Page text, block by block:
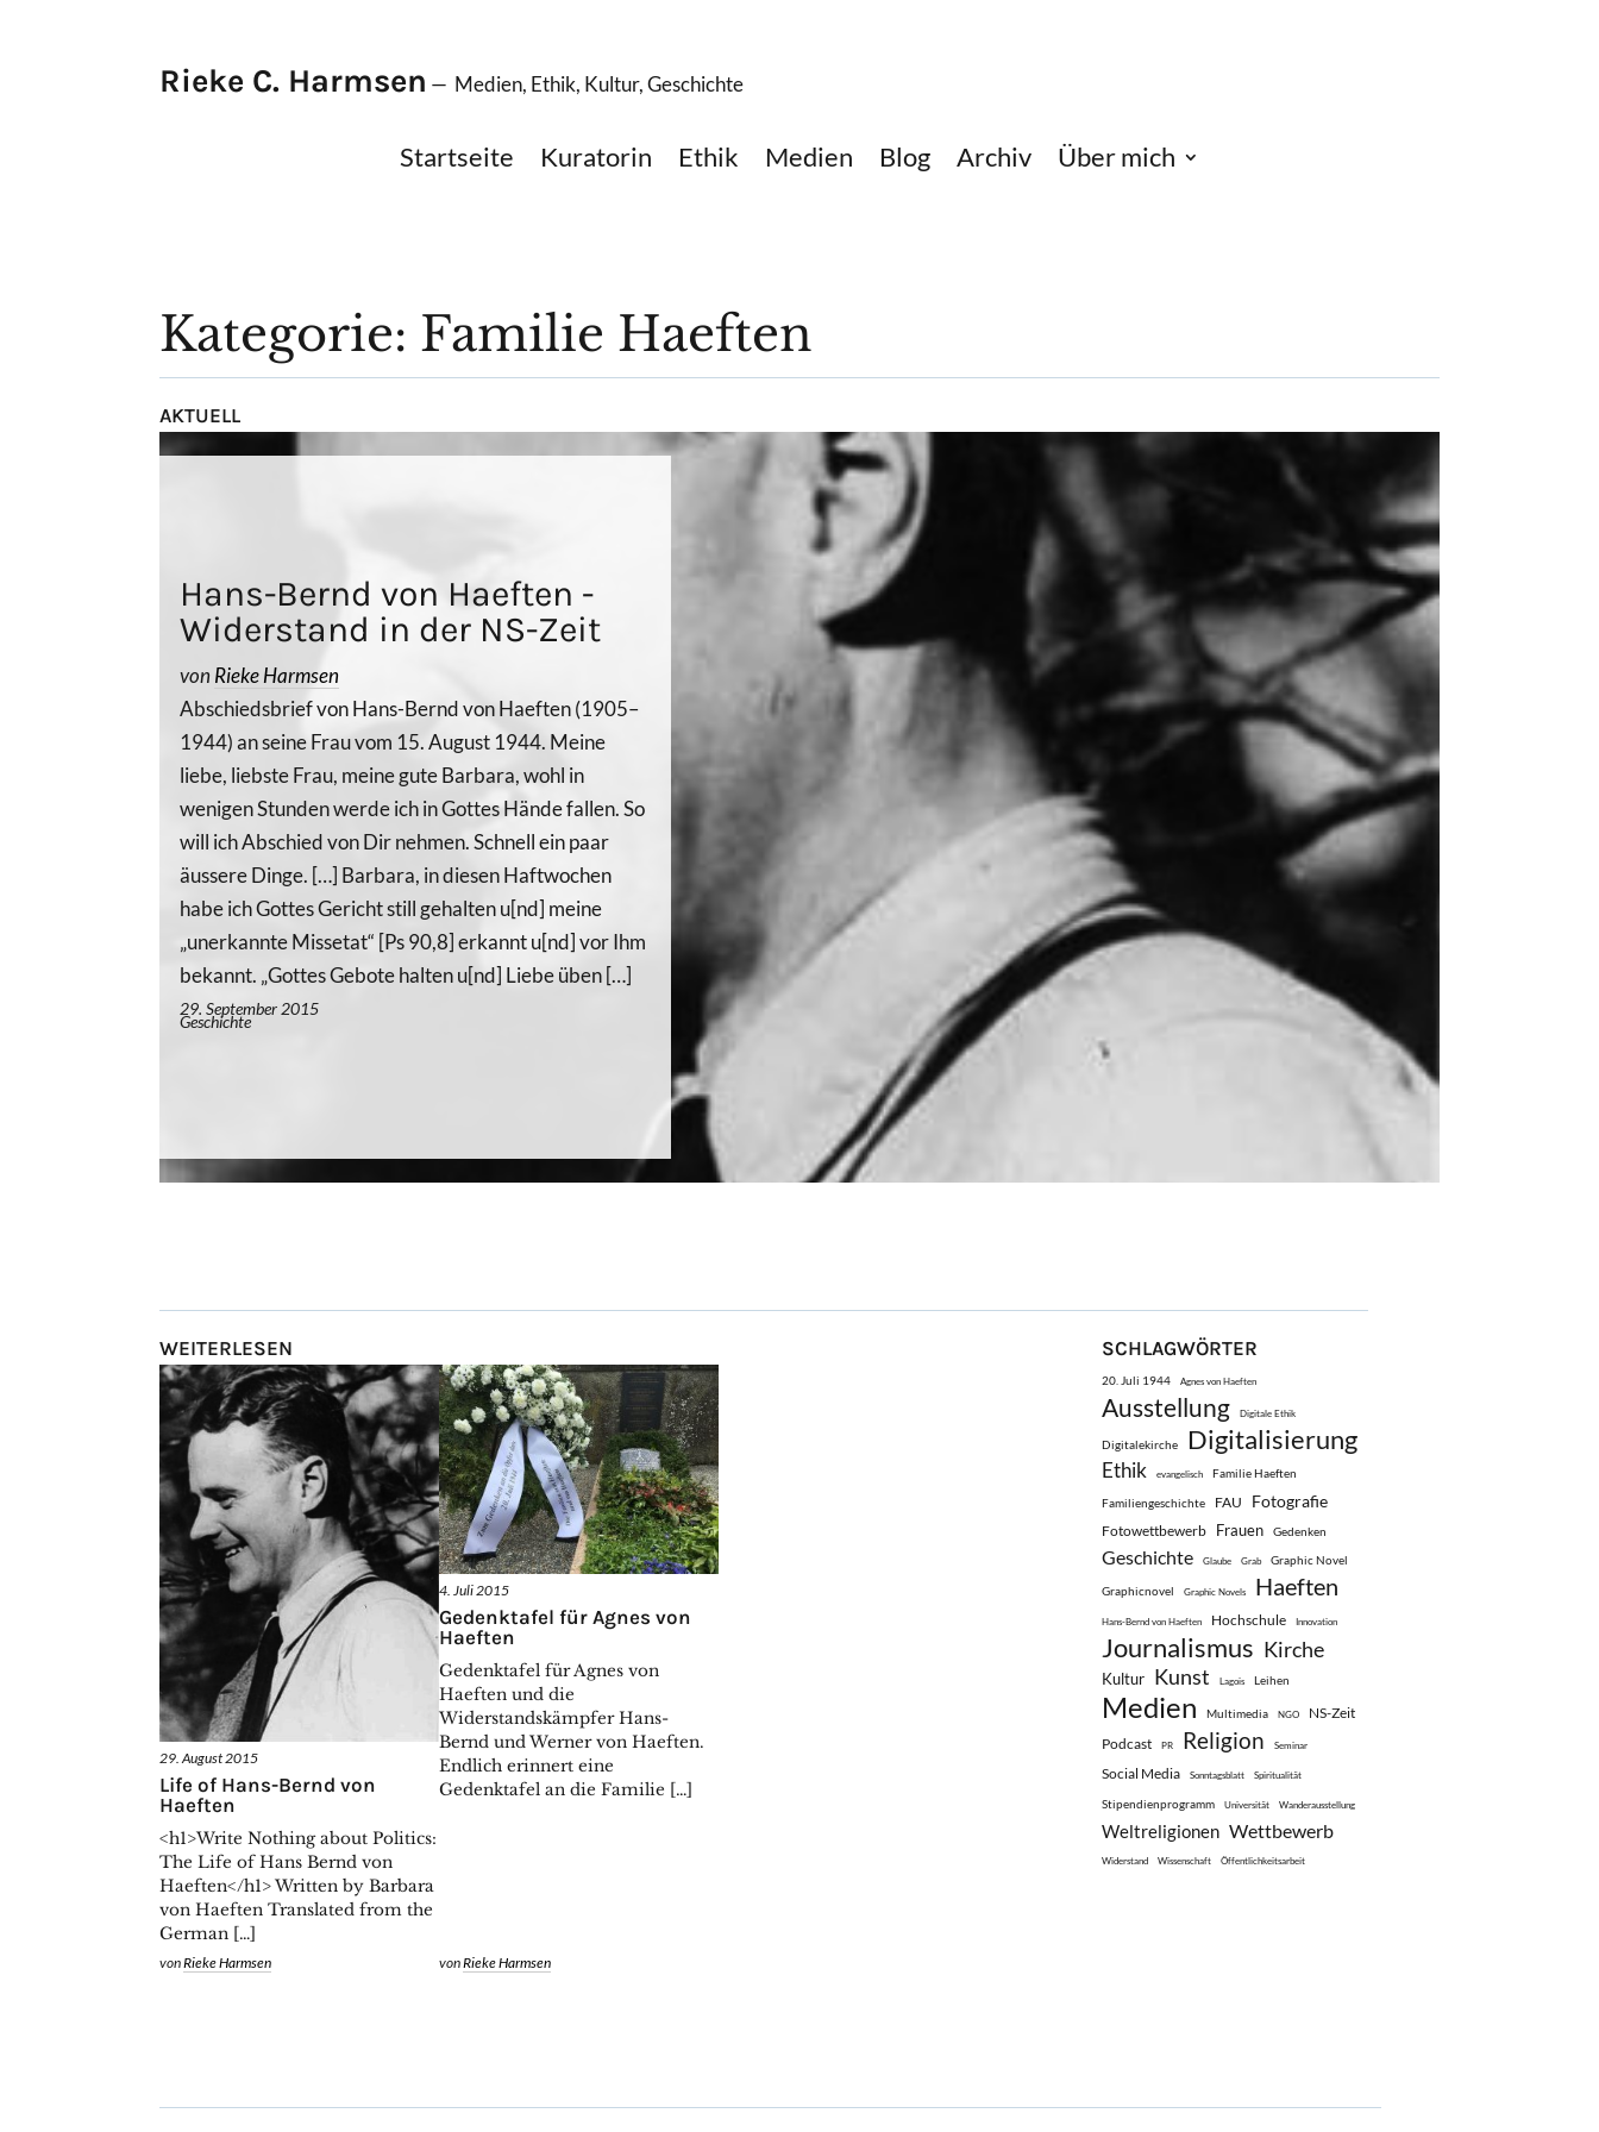
Rieke C. Harmsen — Medien, Ethik, Kultur, Geschichte
Startseite Kuratorin Ethik Medien Blog Archiv Über mich
Kategorie: Familie Haeften
AKTUELL
Hans-Bernd von Haeften -
Widerstand in der NS-Zeit
vonRieke Harmsen
Abschiedsbrief von Hans-Bernd von Haeften (1905–
1944) an seine Frau vom 15. August 1944. Meine
liebe, liebste Frau, meine gute Barbara, wohl in
wenigen Stunden werde ich in Gottes Hände fallen. So
will ich Abschied von Dir nehmen. Schnell ein paar
äussere Dinge. […] Barbara, in diesen Haftwochen
habe ich Gottes Gericht still gehalten u[nd] meine
„unerkannte Missetat“ [Ps 90,8] erkannt u[nd] vor Ihm
bekannt. „Gottes Gebote halten u[nd] Liebe üben […]
29. September 2015
Geschichte
WEITERLESEN
29. August 2015
Life of Hans-Bernd von
Haeften
<h1>Write Nothing about Politics:
The Life of Hans Bernd von
Haeften</h1> Written by Barbara
von Haeften Translated from the
German […]
vonRieke Harmsen
4. Juli 2015
Gedenktafel für Agnes von
Haeften
Gedenktafel für Agnes von
Haeften und die
Widerstandskämpfer Hans-
Bernd und Werner von Haeften.
Endlich erinnert eine
Gedenktafel an die Familie […]
vonRieke Harmsen
SCHLAGWÖRTER
20. Juli 1944 Agnes von Haeften
Ausstellung Digitale Ethik
Digitalekirche Digitalisierung
Ethik evangelisch Familie Haeften
Familiengeschichte FAU Fotografie
Fotowettbewerb Frauen Gedenken
Geschichte Glaube Grab Graphic Novel
Graphicnovel Graphic Novels Haeften
Hans-Bernd von Haeften Hochschule Innovation
Journalismus Kirche
Kultur Kunst Lagois Leihen
Medien Multimedia NGO
NS-Zeit
Podcast
PR Religion Seminar
Social Media Sonntagsblatt Spiritualität
Stipendienprogramm Universität Wanderausstellung
Weltreligionen Wettbewerb
Widerstand Wissenschaft Öffentlichkeitsarbeit